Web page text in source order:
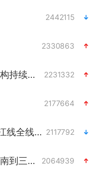
2442115
2330863
上半年我国经营主体结构持续优化 2231332
2177664
上海：5号线16号线浦江线全线停运 2117792
白海豚预计将在浙江苍南到三门一带登陆 2064939